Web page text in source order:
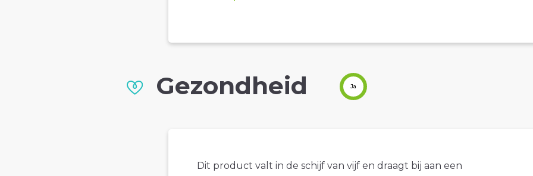
Gezondheid Ja
Dit product valt in de schijf van vijf en draagt bij aan een